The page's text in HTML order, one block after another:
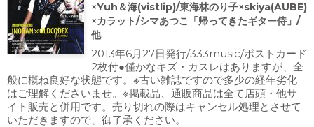
×Yuh＆海(vistlip)/東海林のり子×skiya(AUBE)
×カラット/シマあつこ「帰ってきたギター侍」/
他
2013年6月27日発行/333music/ポストカード
2枚付●僅かなキズ・カスレはありますが、全
般に概ね良好な状態です。※古い雑誌ですので多少の経年劣化
はご理解くださいませ。※掲載品、通販商品は全て店頭・他サ
イト販売と併用です。売り切れの際はキャンセル処理とさせて
いただきますので、御了承ください。